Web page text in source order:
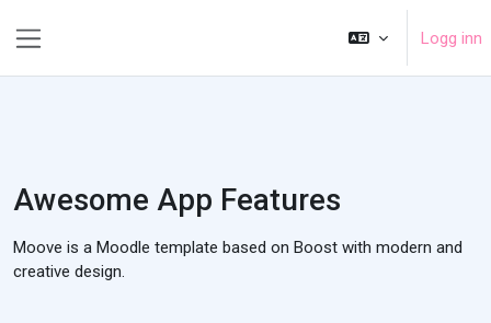
Logg inn
Awesome App Features
Moove is a Moodle template based on Boost with modern and
creative design.